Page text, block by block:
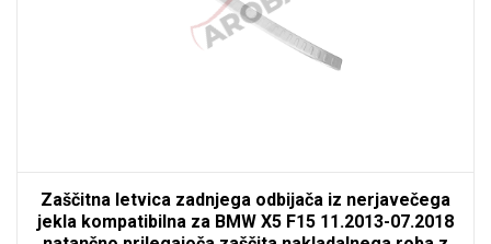
Zaščitna letvica zadnjega odbijača iz nerjavečega
jekla kompatibilna za BMW X5 F15 11.2013-07.2018